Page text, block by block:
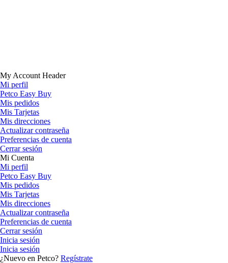
My Account Header
Mi perfil
Petco Easy Buy
Mis pedidos
Mis Tarjetas
Mis direcciones
Actualizar contraseña
Preferencias de cuenta
Cerrar sesión
Mi Cuenta
Mi perfil
Petco Easy Buy
Mis pedidos
Mis Tarjetas
Mis direcciones
Actualizar contraseña
Preferencias de cuenta
Cerrar sesión
Inicia sesión
Inicia sesión
¿Nuevo en Petco? Regístrate